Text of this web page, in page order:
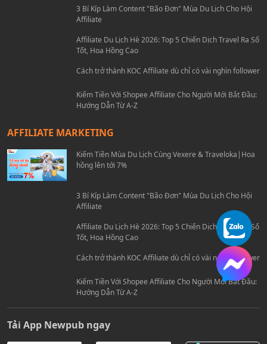
3 Bí Kíp Làm Content "Bão Đơn" Mùa Du Lịch Cho Hội
Affiliate
Affiliate Du Lịch Hè 2026: Top 5 Chiến Dịch Travel Ra Số
Tốt, Hoa Hồng Cao
Cách trở thành KOC Affiliate dù chỉ có vài nghìn follower
Hướng Dẫn Từ A-Z
AFFILIATE MARKETING
Kiếm Tiền Mùa Du Lịch Cùng Vexere & Traveloka|Hoa
hồng lên tới 7%
3 Bí Kíp Làm Content "Bão Đơn" Mùa Du Lịch Cho Hội
Affiliate Du Lịch Hè 2026: Top 5 Chiến Dịch Travel Ra Số
Tốt, Hoa Hồng Cao